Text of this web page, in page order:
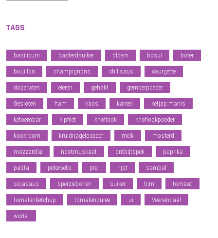
TAGS
basilicum basterdsuiker bloem bosui boter
bouillon champignons chilisaus courgette
doperwten eieren gehakt gemberpoeder
Gesloten ham kaas kaneel ketjap manis
ketoembar kipfilet knoflook knoflookpoeder
kookroom kruidnagelpoeder melk mosterd
mozzarella nootmuskaat ontbijtspek paprika
pasta peterselie prei rijst sambal
sojasaus sperziebonen suiker tijm tomaat
tomatenketchup tomatenpuree ui Veenendaal
wortel